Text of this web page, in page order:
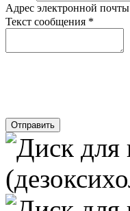
Адрес электронной почты
Текст сообщения *
Отправить